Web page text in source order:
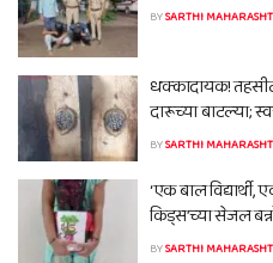
BYSARTHI
धक्कादायक!
दारूच्या बाटल्या;
BYSARTHI
‘एक बाल
किड्स’च्या सेजल
BYSARTHI